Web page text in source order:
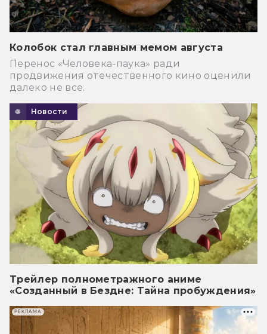
Колобок стал главным мемом августа
Перенос «Человека-паука» ради
продвижения отечественного кино оценили
далеко не все.
Новости
Трейлер полнометражного аниме
«Созданный в Бездне: Тайна пробуждения»
РЕКЛАМА